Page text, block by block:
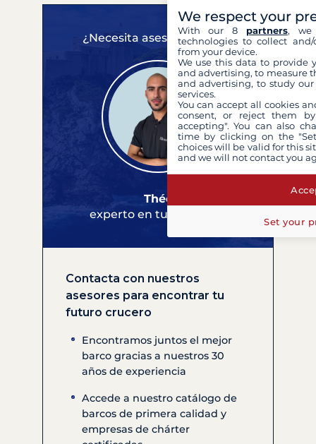
¿Necesita asesoramiento?
Théo
experto en tus cruceros
Contacta con nuestros
asesores para encontrar tu
futuro crucero
Encontramos juntos el mejor
barco gracias a nuestros 30
años de experiencia
Accede a nuestro catálogo de
barcos de primera calidad y
empresas de chárter
We respect your
With our 8 partners, we
technologies to collect
from your device.
We use this data to provide
and advertising, to measure
and advertising, to study
services.
You can accept all cookies
consent, or reject them
accepting". You can also
time by clicking on the
choices will be valid for this
and we will not contact you
Set your